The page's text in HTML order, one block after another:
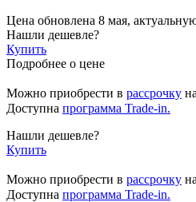
Цена обновлена 8 мая,
Нашли дешевле?
Купить
Подробнее о цене
Можно приобрести в рассрочку
Доступна программа Trade-in.
Нашли дешевле?
Купить
Можно приобрести в рассрочку
Доступна программа Trade-in.